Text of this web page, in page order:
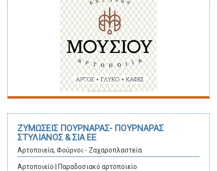
ΖΥΜΩΣΕΙΣ ΠΟΥΡΝΑΡΑΣ- ΠΟΥΡΝΑΡΑΣ
ΣΤΥΛΙΑΝΟΣ & ΣΙΑ ΕΕ
Αρτοποιεία, Φούρνοι - Ζαχαροπλαστεία
Αρτοποιείο | Παραδοσιακό αρτοποιείο